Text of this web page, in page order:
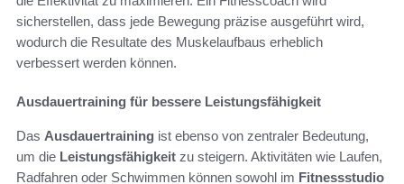
sicherstellen, dass jede Bewegung präzise ausgeführt wird,
wodurch die Resultate des Muskelaufbaus erheblich
verbessert werden können.
Ausdauertraining für bessere Leistungsfähigkeit
Das Ausdauertraining ist ebenso von zentraler Bedeutung,
um die Leistungsfähigkeit zu steigern. Aktivitäten wie Laufen,
Radfahren oder Schwimmen können sowohl im Fitnessstudio